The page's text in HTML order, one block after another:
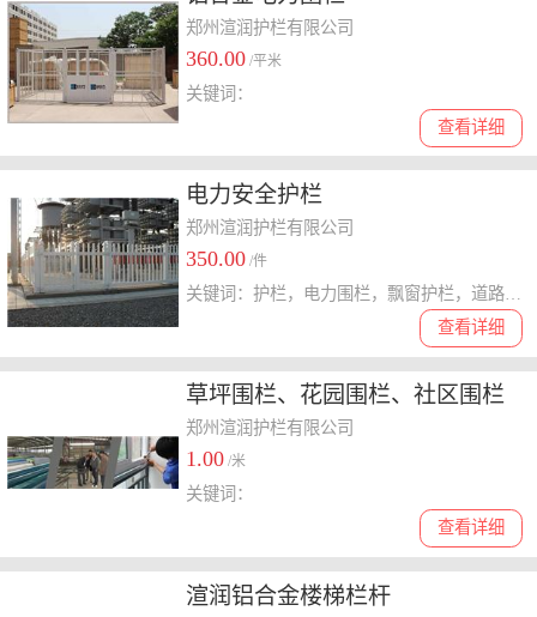
郑州渲润护栏有限公司
360.00 /平米
查看详细
关键词：
电力安全护栏
郑州渲润护栏有限公司
350.00 /件
查看详细
草坪围栏、花园围栏、社区围栏
郑州渲润护栏有限公司
1.00 /米
查看详细
关键词：
渲润铝合金楼梯栏杆